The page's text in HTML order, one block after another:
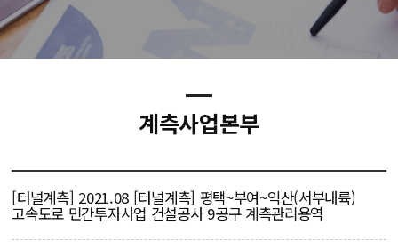
계측사업본부
[터널계측] 2021.08 [터널계측] 평택~부여~익산(서부내륙)
고속도로 민간투자사업 건설공사 9공구 계측관리용역